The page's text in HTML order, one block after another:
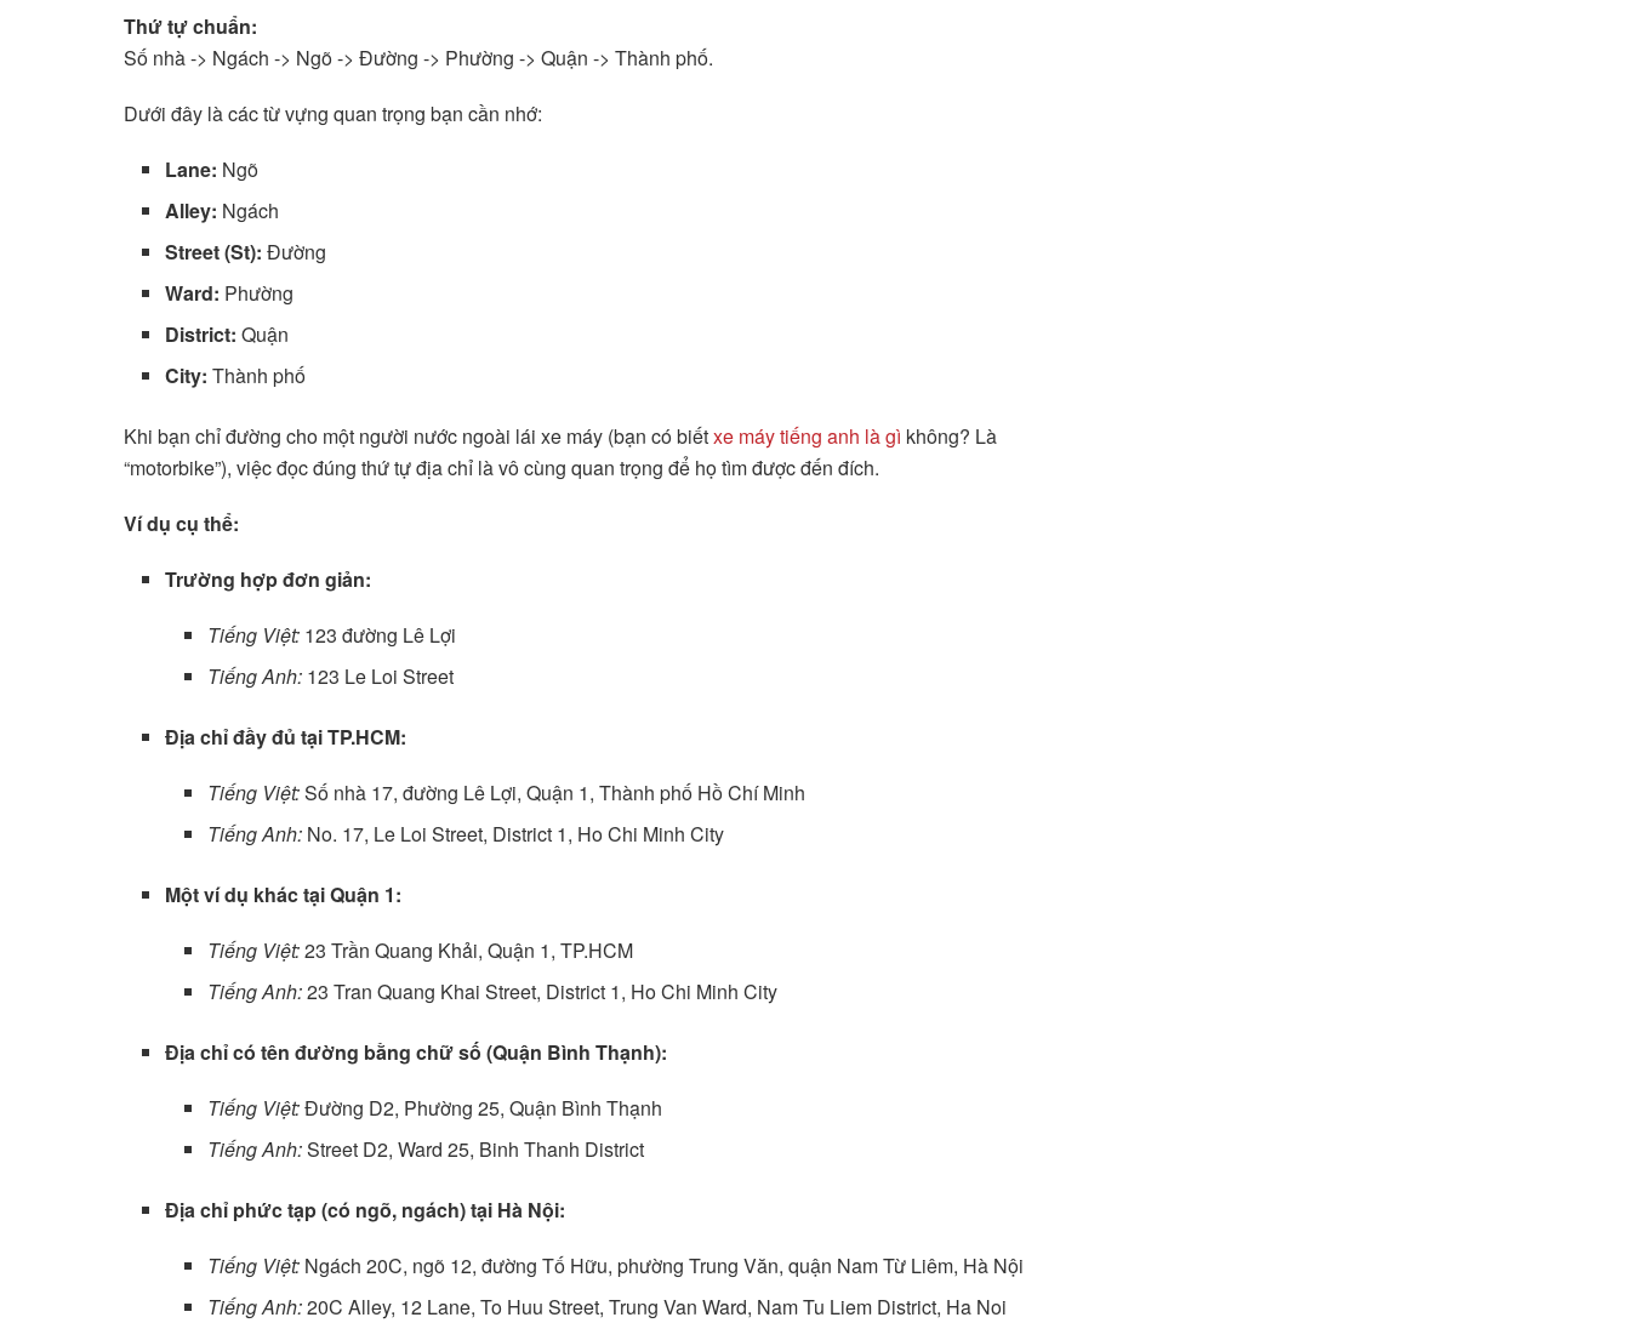
Thứ tự chuẩn:
Số nhà -> Ngách -> Ngõ -> Đường -> Phường -> Quận -> Thành phố.
Dưới đây là các từ vựng quan trọng bạn cần nhớ:
Lane: Ngõ
Alley: Ngách
Street (St): Đường
Ward: Phường
District: Quận
City: Thành phố
Khi bạn chỉ đường cho một người nước ngoài lái xe máy (bạn có biếtxe máy tiếng anh là gì không? Là
“motorbike”), việc đọc đúng thứ tự địa chỉ là vô cùng quan trọng để họ tìm được đến đích.
Ví dụ cụ thể:
Trường hợp đơn giản:
Tiếng Việt:123 đường Lê Lợi
Tiếng Anh:123 Le Loi Street
Địa chỉ đầy đủ tại TP.HCM:
Tiếng Việt:Số nhà 17, đường Lê Lợi, Quận 1, Thành phố Hồ Chí Minh
Tiếng Anh:No. 17, Le Loi Street, District 1, Ho Chi Minh City
Một ví dụ khác tại Quận 1:
Tiếng Việt:23 Trần Quang Khải, Quận 1, TP.HCM
Tiếng Anh:23 Tran Quang Khai Street, District 1, Ho Chi Minh City
Địa chỉ có tên đường bằng chữ số (Quận Bình Thạnh):
Tiếng Việt:Đường D2, Phường 25, Quận Bình Thạnh
Tiếng Anh:Street D2, Ward 25, Binh Thanh District
Địa chỉ phức tạp (có ngõ, ngách) tại Hà Nội:
Tiếng Việt:Ngách 20C, ngõ 12, đường Tố Hữu, phường Trung Văn, quận Nam Từ Liêm, Hà Nội
Tiếng Anh:20C Alley, 12 Lane, To Huu Street, Trung Van Ward, Nam Tu Liem District, Ha Noi